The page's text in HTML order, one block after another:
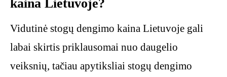
kaina Lietuvoje?
Vidutinė stogų dengimo kaina Lietuvoje gali
labai skirtis priklausomai nuo daugelio
veiksnių, tačiau apytiksliai stogų dengimo